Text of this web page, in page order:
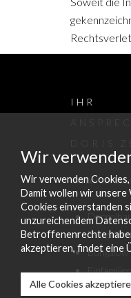
Wir
Wir verwenden
Damit wollen wir unsere
Cookies einverstanden
unzureichendem
Betroffenenrechte
akzeptieren, findet eine
Alle Cookies
IHR
Ich berate Sie
Doppelhaus
Bungalow